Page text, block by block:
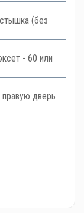
(без
- 60 или
правую дверь